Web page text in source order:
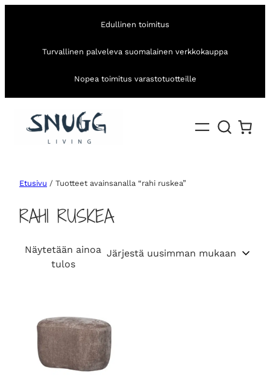
Edullinen toimitus
Turvallinen palveleva suomalainen verkkokauppa
Nopea toimitus varastotuotteille
Etusivu / Tuotteet avainsanalla “rahi ruskea”
RAHI RUSKEA
Näytetään ainoa
tulos